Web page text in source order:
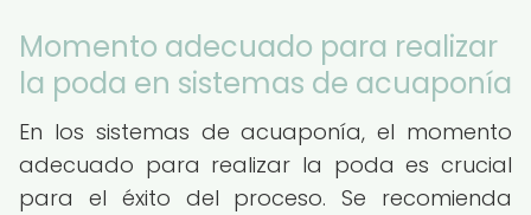
Momento adecuado para realizar
la poda en sistemas de acuaponía
En los sistemas de acuaponía, el momento
adecuado para realizar la poda es crucial
para el éxito del proceso. Se recomienda